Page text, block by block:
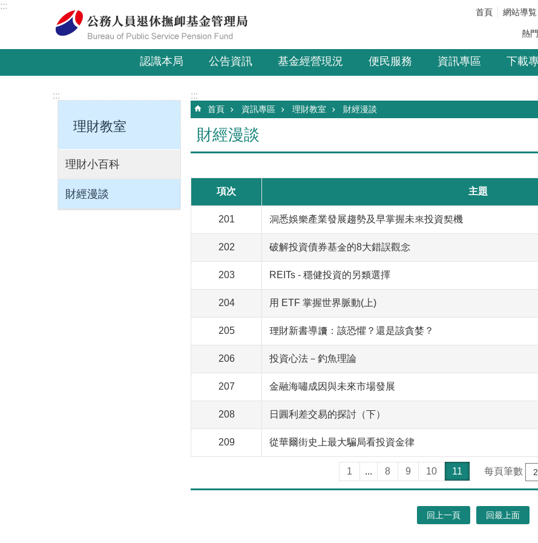
跳到主要內容區塊
:::
首頁 網站導覧
熱
認識本局 公告資訊 基金經營現況 便民服務 資訊專區 下載
:::
理財教室
理財小百科
財經漫談
:::
首頁 資訊專區 理財教室 財經漫談
財經漫談
項次 主題
201 洞悉娛樂產業發展趨勢及早掌握未來投資契機
202 破解投資債券基金的8大錯誤觀念
203 REITs - 穩健投資的另類選擇
204 用 ETF 掌握世界脈動(上)
205 理財新書導讀：該恐懼？還是該貪婪？
206 投資心法－釣魚理論
207 金融海嘯成因與未來市場發展
208 日圓利差交易的探討（下）
209 從華爾街史上最大騙局看投資金律
1 ... 8 9 10 11 每頁筆數
回上一頁 回最上面